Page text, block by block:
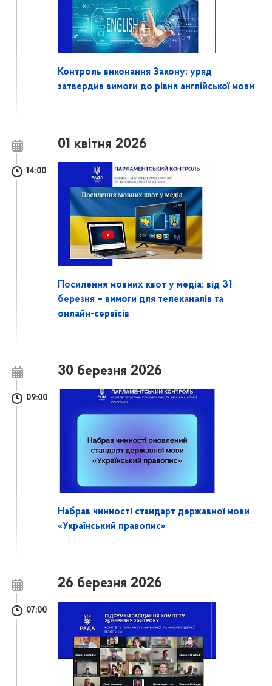
Контроль виконання Закону: уряд
затвердив вимоги до рівня англійської мови
01 квітня 2026
14:00
Посилення мовних квот у медіа: від 31
березня – вимоги для телеканалів та
онлайн-сервісів
30 березня 2026
09:00
Набрав чинності стандарт державної мови
«Український правопис»
26 березня 2026
07:00